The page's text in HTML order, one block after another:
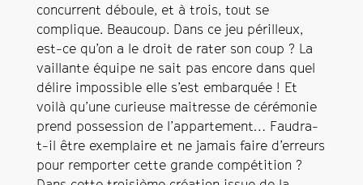
concurrent déboule, et à trois, tout se
complique. Beaucoup. Dans ce jeu périlleux,
est-ce qu’on a le droit de rater son coup ? La
vaillante équipe ne sait pas encore dans quel
délire impossible elle s’est embarquée ! Et
voilà qu’une curieuse maitresse de cérémonie
prend possession de l’appartement… Faudra-
t-il être exemplaire et ne jamais faire d’erreurs
pour remporter cette grande compétition ?